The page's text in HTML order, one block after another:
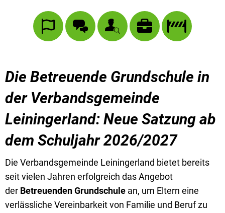
Die Betreuende Grundschule in
der Verbandsgemeinde
Leiningerland: Neue Satzung ab
dem Schuljahr 2026/2027
Die Verbandsgemeinde Leiningerland bietet bereits
seit vielen Jahren erfolgreich das Angebot
der Betreuenden Grundschule an, um Eltern eine
verlässliche Vereinbarkeit von Familie und Beruf zu